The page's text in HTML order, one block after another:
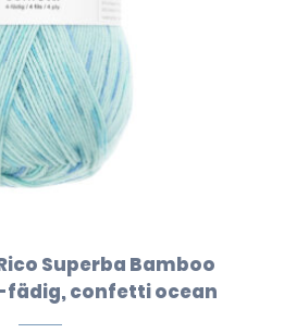
Superba Bamboo
fädig, confetti ocean